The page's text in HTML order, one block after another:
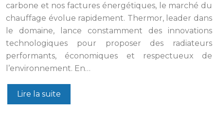
carbone et nos factures énergétiques, le marché du
chauffage évolue rapidement. Thermor, leader dans
le domaine, lance constamment des innovations
technologiques pour proposer des radiateurs
performants, économiques et respectueux de
l’environnement. En…
Lire la suite